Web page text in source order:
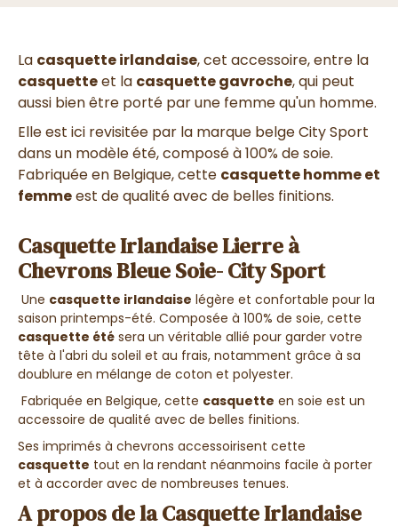
La casquette irlandaise, cet accessoire, entre la
casquetteet la casquette gavroche, qui peut
aussi bien être porté par une femme qu'un homme.
Elle est ici revisitée par la marque belge City Sport
dans un modèle été, composé à 100% de soie.
Fabriquée en Belgique, cette casquette homme et
femmeest de qualité avec de belles finitions.
Casquette Irlandaise Lierre à
Chevrons Bleue Soie- City Sport
Une casquette irlandaise légère et confortable pour la
saison printemps-été. Composée à 100% de soie, cette
casquette été sera un véritable allié pour garder votre
tête à l'abri du soleil et au frais, notamment grâce à sa
doublure en mélange de coton et polyester.
Fabriquée en Belgique, cette casquette en soie est un
accessoire de qualité avec de belles finitions.
Ses imprimés à chevrons accessoirisent cette
casquette tout en la rendant néanmoins facile à porter
et à accorder avec de nombreuses tenues.
A propos de la Casquette Irlandaise